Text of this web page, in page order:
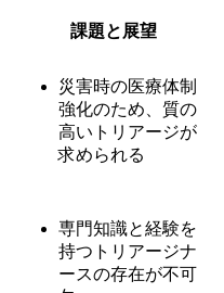
課題と展望
災害時の医療体制
強化のため、質の
高いトリアージが
求められる
専門知識と経験を
持つトリアージナ
ースの存在が不可